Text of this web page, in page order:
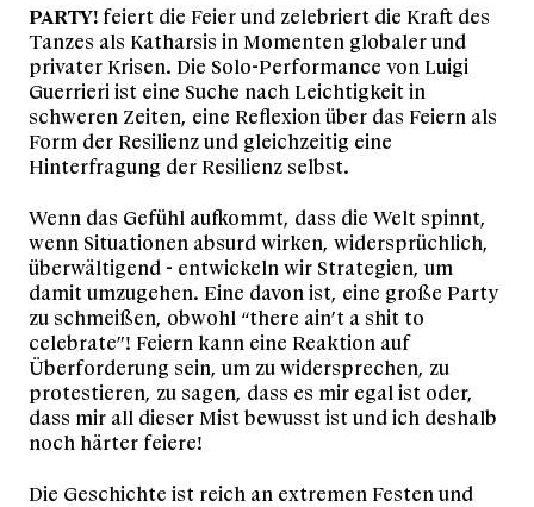
PARTY! feiert die Feier und zelebriert die Kraft des
Tanzes als Katharsis in Momenten globaler und
privater Krisen. Die Solo-Performance von Luigi
Guerrieri ist eine Suche nach Leichtigkeit in
schweren Zeiten, eine Reflexion über das Feiern als
Form der Resilienz und gleichzeitig eine
Hinterfragung der Resilienz selbst.
Wenn das Gefühl aufkommt, dass die Welt spinnt,
wenn Situationen absurd wirken, widersprüchlich,
überwältigend - entwickeln wir Strategien, um
damit umzugehen. Eine davon ist, eine große Party
zu schmeißen, obwohl “there ain’t a shit to
celebrate”! Feiern kann eine Reaktion auf
Überforderung sein, um zu widersprechen, zu
protestieren, zu sagen, dass es mir egal ist oder,
dass mir all dieser Mist bewusst ist und ich deshalb
noch härter feiere!
Die Geschichte ist reich an extremen Festen und